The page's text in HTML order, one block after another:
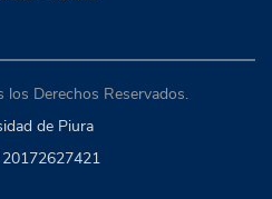
los Derechos Reservados.
de Piura
20172627421